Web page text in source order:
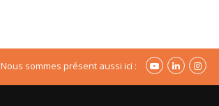
Nous sommes présent aussi ici :